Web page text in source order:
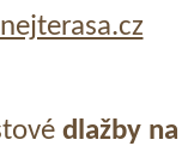
dlažby